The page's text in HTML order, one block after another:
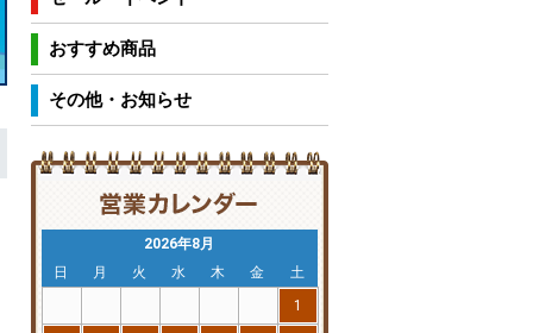
おすすめ商品
その他・お知らせ
2026年8月
日
月 火 水 木 金
土
1